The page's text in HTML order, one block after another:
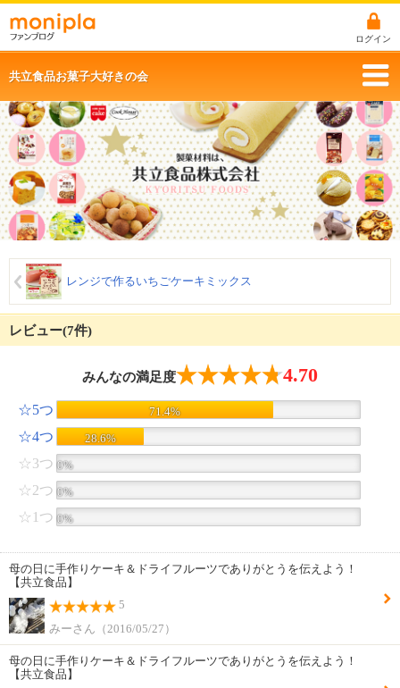
ログイン
共立食品お菓子大好きの会
レンジで作るいちごケーキミックス
レビュー(7件)
みんなの満足度 4.70
☆5つ 71.4%
☆4つ 28.6%
☆3つ 0%
☆2つ 0%
☆1つ 0%
母の日に手作りケーキ＆ドライフルーツでありがとうを伝えよう！
【共立食品】
5
みーさん（2016/05/27）
母の日に手作りケーキ＆ドライフルーツでありがとうを伝えよう！
【共立食品】